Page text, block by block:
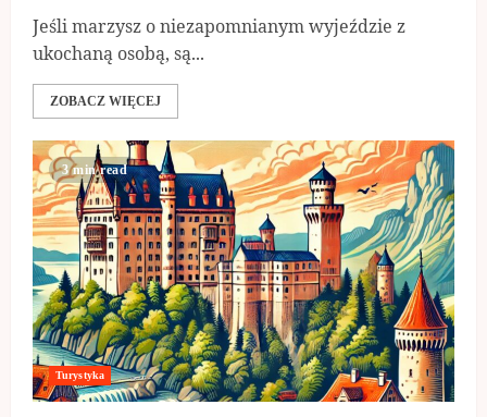
Jeśli marzysz o niezapomnianym wyjeździe z
ukochaną osobą, są...
ZOBACZ WIĘCEJ
3 min read
Turystyka